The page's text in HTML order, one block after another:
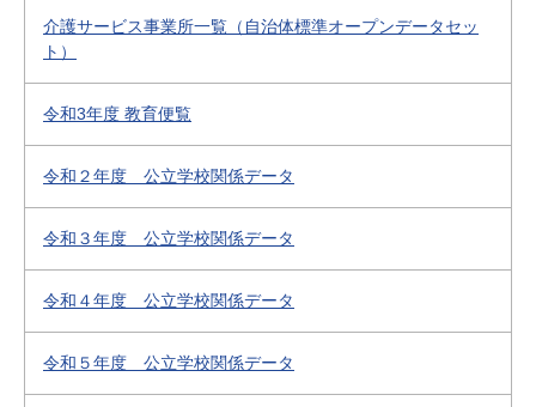
介護サービス事業所一覧（自治体標準オープンデータセッ
ト）
令和3年度 教育便覧
令和２年度 公立学校関係データ
令和３年度 公立学校関係データ
令和４年度 公立学校関係データ
令和５年度 公立学校関係データ